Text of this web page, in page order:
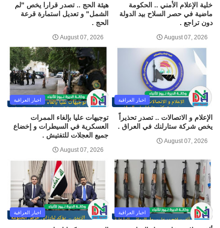
خلية الإعلام الأمني .. الحكومة
ماضية في حصر السلاح بيد الدولة
دون تراجع .
August 07, 2026
هيئة الحج .. تصدر قرارا يخص "لم
الشمل" و تعديل استمارة قرعة
الحج .
August 07, 2026
اخبار العراقية
الإعلام و الاتصالات .. تصدر تحذيراً
يخص شركة ستارلنك في العراق .
August 07, 2026
اخبار العراقية
توجيهات عليا بإلغاء الممرات
العسكرية في السيطرات و إخضاع
جميع العجلات للتفتيش .
August 07, 2026
اخبار العراقية اخبار العراقية